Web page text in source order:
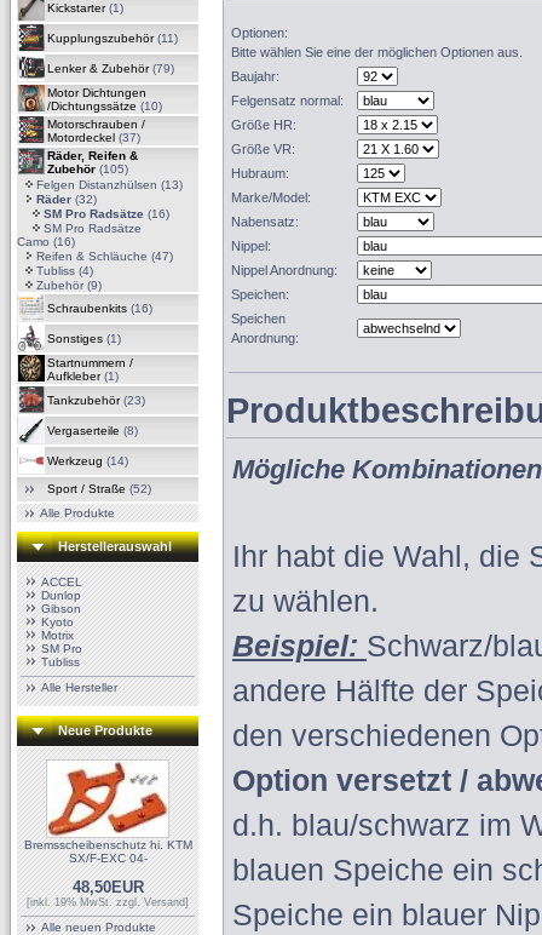
Kickstarter(1)
Kupplungszubehör(11)
Lenker & Zubehör(79)
Motor Dichtungen
/Dichtungssätze (10)
Motorschrauben /
Motordeckel (37)
Räder, Reifen &
Zubehör (105)
Felgen Distanzhülsen (13)
Räder (32)
SM Pro Radsätze (16)
SM Pro Radsätze
Camo (16)
Reifen & Schläuche (47)
Tubliss (4)
Zubehör (9)
Schraubenkits (16)
Sonstiges (1)
Startnummern /
Aufkleber(1)
Tankzubehör(23)
Vergaserteile (8)
Werkzeug (14)
Sport / Straße (52)
Alle Produkte
Herstellerauswahl
ACCEL
Dunlop
Gibson
Kyoto
Motrix
SM Pro
Tubliss
Alle Hersteller
Neue Produkte
Bremsscheibenschutz hi. KTM
SX/F-EXC 04-
48,50EUR
[inkl. 19% MwSt. zzgl.Versand]
Alle neuen Produkte
Optionen:
Bitte wählen Sie eine der möglichen Optionen aus.
Baujahr:
Felgensatz normal:
Größe HR:
Größe VR:
Hubraum:
Marke/Model:
Nabensatz:
Nippel:
Nippel Anordnung:
Speichen:
Speichen
Anordnung:
Mögliche Kombinationen
Ihr habt die Wahl, die
zu wählen.
Beispiel: Schwarz/
andere Hälfte der
den verschiedenen
Option versetzt /
d.h. blau/schwarz im
blauen Speiche ein
Speiche ein blauer